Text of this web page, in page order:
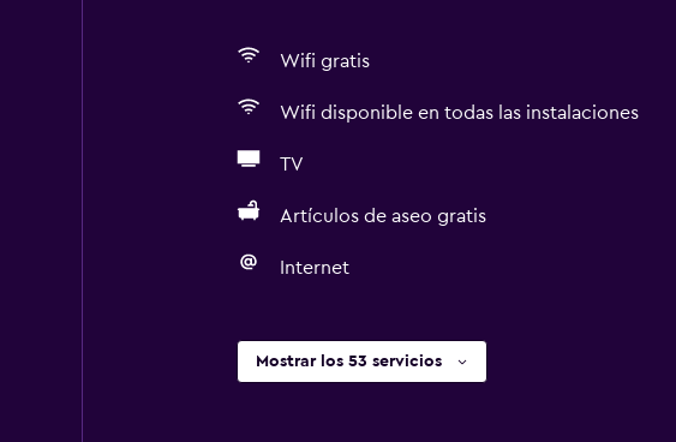
Wifi gratis
Wifi disponible en todas las instalaciones
TV
Artículos de aseo gratis
Internet
Mostrar los 53 servicios